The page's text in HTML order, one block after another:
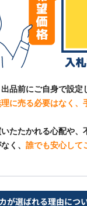
品前にご自身で設定
に売る必要はなく、
たたかれる心配や、
く、 誰でも安心して
が選ばれる理由につ